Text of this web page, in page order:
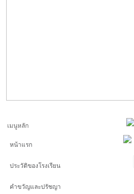
เมนูหลัก
หน้าแรก
ประวัติของโรงเรียน
คำขวัญและปรัชญา